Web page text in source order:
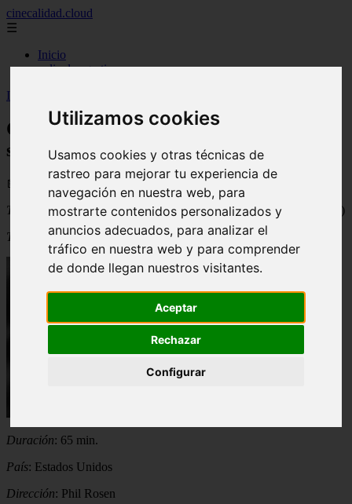
Utilizamos cookies
Usamos cookies y otras técnicas de
rastreo para mejorar tu experiencia de
navegación en nuestra web, para
mostrarte contenidos personalizados y
anuncios adecuados, para analizar el
tráfico en nuestra web y para comprender
de donde llegan nuestros visitantes.
Aceptar
Rechazar
Configurar
cinecalidad.cloud
☰
Inicio
peliculas-gratis
Inicio
Cine de Calidad: Charlie Chan en huellas
siniestras
📅 01/09/2025
Título original:The Scarlet Clue(Charlie Chan in the Scarlet Clue)
Título en español:Charlie Chan en huellas siniestras
Duración: 65 min.
País: Estados Unidos
Dirección: Phil Rosen